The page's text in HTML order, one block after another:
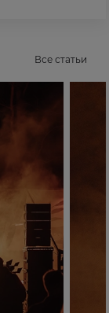
Все статьи